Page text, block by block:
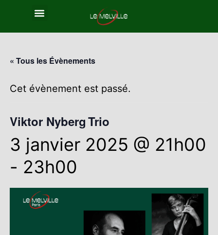
« Tous les Évènements
Cet évènement est passé.
Viktor Nyberg Trio
3 janvier 2025 @ 21h00
- 23h00